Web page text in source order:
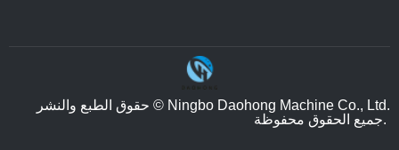
حقوق الطبع والنشر © Ningbo Daohong Machine Co., Ltd.
جميع الحقوق محفوظة.